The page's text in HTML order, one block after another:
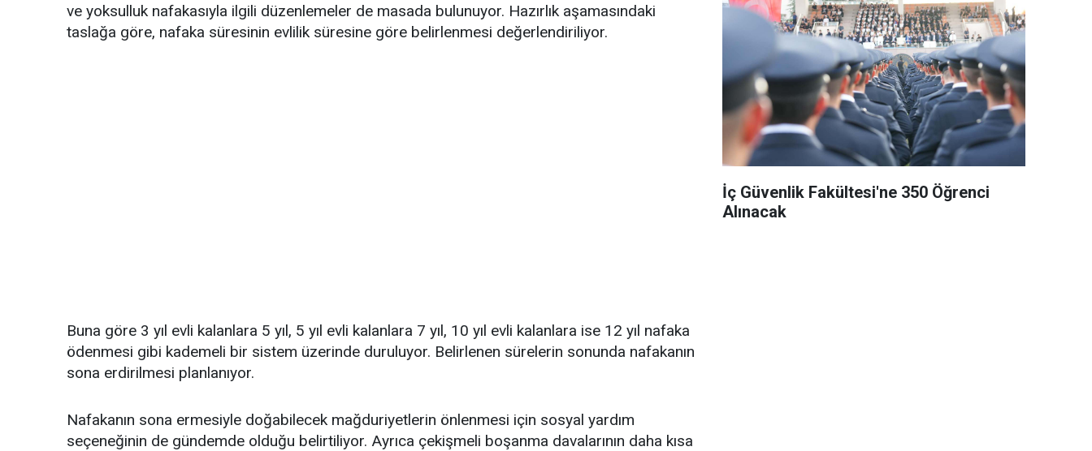
ve yoksulluk nafakasıyla ilgili düzenlemeler de masada bulunuyor. Hazırlık aşamasındaki
taslağa göre, nafaka süresinin evlilik süresine göre belirlenmesi değerlendiriliyor.
Buna göre 3 yıl evli kalanlara 5 yıl, 5 yıl evli kalanlara 7 yıl, 10 yıl evli kalanlara ise 12 yıl nafaka
ödenmesi gibi kademeli bir sistem üzerinde duruluyor. Belirlenen sürelerin sonunda nafakanın
sona erdirilmesi planlanıyor.
Nafakanın sona ermesiyle doğabilecek mağduriyetlerin önlenmesi için sosyal yardım
seçeneğinin de gündemde olduğu belirtiliyor. Ayrıca çekişmeli boşanma davalarının daha kısa
İç Güvenlik Fakültesi'ne 350 Öğrenci
Alınacak